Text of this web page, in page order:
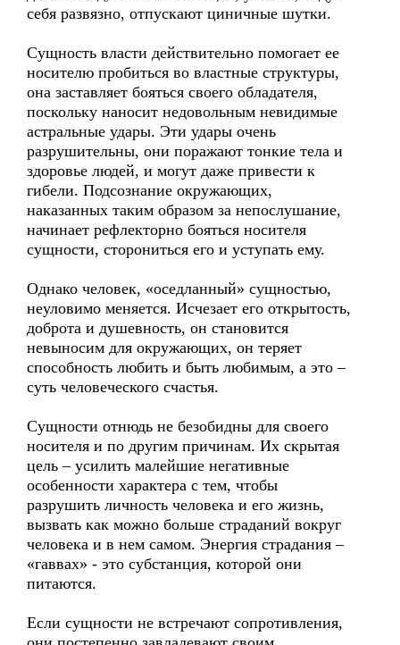
себя развязно, отпускают циничные шутки.
Сущность власти действительно помогает ее
носителю пробиться во властные структуры,
она заставляет бояться своего обладателя,
поскольку наносит недовольным невидимые
астральные удары. Эти удары очень
разрушительны, они поражают тонкие тела и
здоровье людей, и могут даже привести к
гибели. Подсознание окружающих,
наказанных таким образом за непослушание,
начинает рефлекторно бояться носителя
сущности, сторониться его и уступать ему.
Однако человек, «оседланный» сущностью,
неуловимо меняется. Исчезает его открытость,
доброта и душевность, он становится
невыносим для окружающих, он теряет
способность любить и быть любимым, а это –
суть человеческого счастья.
Сущности отнюдь не безобидны для своего
носителя и по другим причинам. Их скрытая
цель – усилить малейшие негативные
особенности характера с тем, чтобы
разрушить личность человека и его жизнь,
вызвать как можно больше страданий вокруг
человека и в нем самом. Энергия страдания –
«гаввах» - это субстанция, которой они
питаются.
Если сущности не встречают сопротивления,